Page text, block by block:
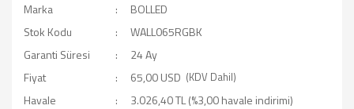
Marka
BOLLED
Stok Kodu
WALL065RGBK
Garanti Süresi
24 Ay
Fiyat
65,00 USD (KDV Dahil)
Havale
3.026,40 TL (%3,00 havale indirimi)